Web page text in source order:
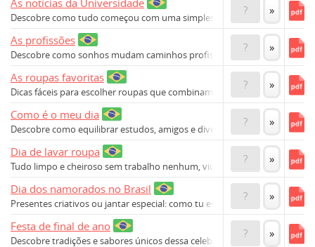
As notícias da Universidade
Descobre como tudo começou com uma simples ideia!
? »
As profissões
Descobre como sonhos mudam caminhos profissionais aqui.
? »
As roupas favoritas
Dicas fáceis para escolher roupas que combinam contigo.
? »
Como é o meu dia
Descobre como equilibrar estudos, amigos e diversão!
? »
Dia de lavar roupa
Tudo limpo e cheiroso sem trabalho nenhum, viu?
? »
Dia dos namorados no Brasil
Presentes criativos ou jantar especial: como tu escolhes?
? »
Festa de final de ano
Descobre tradições e sabores únicos dessa celebração!
? »